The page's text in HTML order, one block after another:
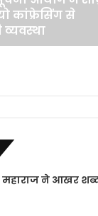
कांफ्रेसिंग से
महाराज ने आखर